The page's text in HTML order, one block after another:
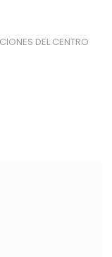
DEL CENTRO